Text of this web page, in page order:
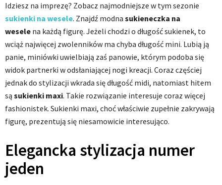
Idziesz na imprezę? Zobacz najmodniejsze w tym sezonie
sukienki na wesele. Znajdź modna sukieneczka na
wesele na każdą figurę. Jeżeli chodzi o długość sukienek, to
wciąż najwięcej zwolenników ma chyba długość mini. Lubią ją
panie, miniówki uwielbiają zaś panowie, którym podoba się
widok partnerki w odsłaniającej nogi kreacji. Coraz częściej
jednak do stylizacji wkrada się długość midi, natomiast hitem
są sukienki maxi. Takie rozwiązanie interesuje coraz więcej
fashionistek. Sukienki maxi, choć właściwie zupełnie zakrywają
figurę, prezentują się niesamowicie interesująco.
Elegancka stylizacja numer
jeden